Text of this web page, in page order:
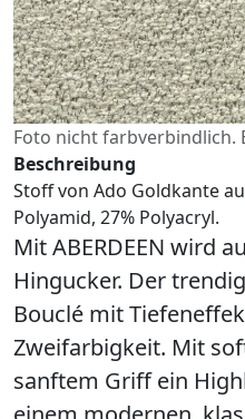
Foto nicht farbverbindlich.
Beschreibung
Stoff von Ado Goldkante
Polyamid, 27% Polyacryl.
Mit ABERDEEN wird
Hingucker. Der
Bouclé mit
Zweifarbigkeit. Mit
sanftem Griff ein